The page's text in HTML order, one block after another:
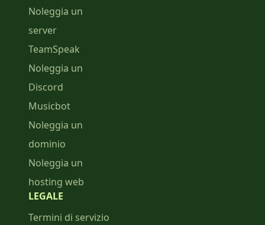
Noleggia un
server
TeamSpeak
Noleggia un
Discord
Musicbot
Noleggia un
dominio
Noleggia un
hosting web
LEGALE
Termini di servizio